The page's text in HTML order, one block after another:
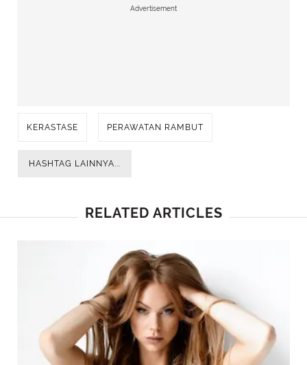
Advertisement
KERASTASE PERAWATAN RAMBUT
HASHTAG LAINNYA...
RELATED ARTICLES